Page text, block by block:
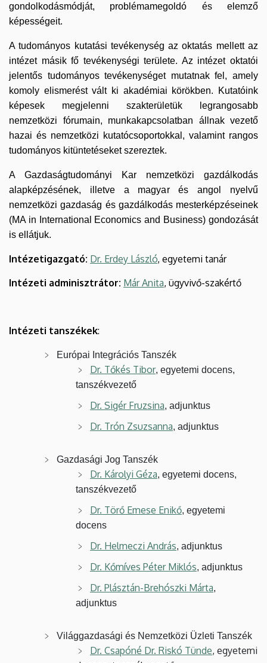
gondolkodásmódját, problémamegoldó és elemző
képességeit.
A tudományos kutatási tevékenység az oktatás mellett az
intézet másik fő tevékenységi területe. Az intézet oktatói
jelentős tudományos tevékenységet mutatnak fel, amely
komoly elismerést vált ki akadémiai körökben. Kutatóink
képesek megjelenni szakterületük legrangosabb
nemzetközi fórumain, munkakapcsolatban állnak vezető
hazai és nemzetközi kutatócsoportokkal, valamint rangos
tudományos kitüntetéseket szereztek.
A Gazdaságtudományi Kar nemzetközi gazdálkodás
alapképzésének, illetve a magyar és angol nyelvű
nemzetközi gazdaság és gazdálkodás mesterképzéseinek
(MA in International Economics and Business) gondozását
is ellátjuk.
Intézetigazgató: Dr. Erdey László, egyetemi tanár
Intézeti adminisztrátor: Már Anita, ügyvivő-szakértő
Intézeti tanszékek:
Európai Integrációs Tanszék
Dr. Tőkés Tibor, egyetemi docens,
tanszékvezető
Dr. Sigér Fruzsina, adjunktus
Dr. Trón Zsuzsanna, adjunktus
Gazdasági Jog Tanszék
Dr. Károlyi Géza, egyetemi docens,
tanszékvezető
Dr. Törő Emese Enikő, egyetemi
docens
Dr. Helmeczi András, adjunktus
Dr. Kőmíves Péter Miklós, adjunktus
Dr. Plásztán-Brehószki Márta,
adjunktus
Világgazdasági és Nemzetközi Üzleti Tanszék
Dr. Csapóné Dr. Riskó Tünde, egyetemi